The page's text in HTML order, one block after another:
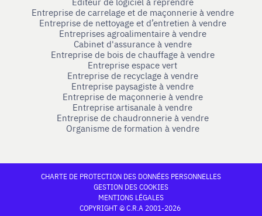
Entreprise de carrelage et de maçonnerie à vendre
Entreprise de nettoyage et d’entretien à vendre
Entreprises agroalimentaire à vendre
Cabinet d'assurance à vendre
Entreprise de bois de chauffage à vendre
Entreprise espace vert
Entreprise de recyclage à vendre
Entreprise paysagiste à vendre
Entreprise de maçonnerie à vendre
Entreprise artisanale à vendre
Entreprise de chaudronnerie à vendre
Organisme de formation à vendre
CHARTE DE PROTECTION DES DONNÉES PERSONNELLES
GESTION DES COOKIES
MENTIONS LÉGALES
COPYRIGHT © C.R.A 2001-2026